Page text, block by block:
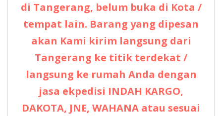
di Tangerang, belum buka di Kota /
tempat lain. Barang yang dipesan
akan Kami kirim langsung dari
Tangerang ke titik terdekat /
langsung ke rumah Anda dengan
jasa ekpedisi INDAH KARGO,
DAKOTA, JNE, WAHANA atau sesuai